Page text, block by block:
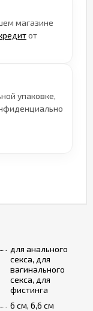
для анального
секса, для
вагинального
секса, для
фистинга
6 см, 6,6 см
магазине
от
упаковке,